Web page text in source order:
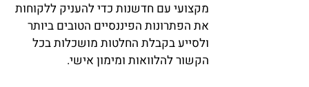
מקצועי עם חדשנות כדי להעניק ללקוחות
את הפתרונות הפיננסיים הטובים ביותר
ולסייע בקבלת החלטות מושכלות בכל
הקשור להלוואות ומימון אישי.